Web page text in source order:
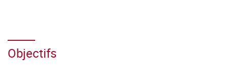
Objectifs